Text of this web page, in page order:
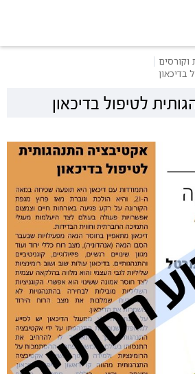
וקורסים
בדיכאון
לטיפול בדיכאון